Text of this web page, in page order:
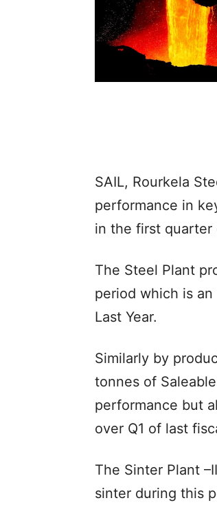
SAIL, Rourkela
performance in
in the first
The Steel Plant
period which is
Last Year.
Similarly by
tonnes of
performance but
over Q1 of last
The Sinter Plant
sinter during this